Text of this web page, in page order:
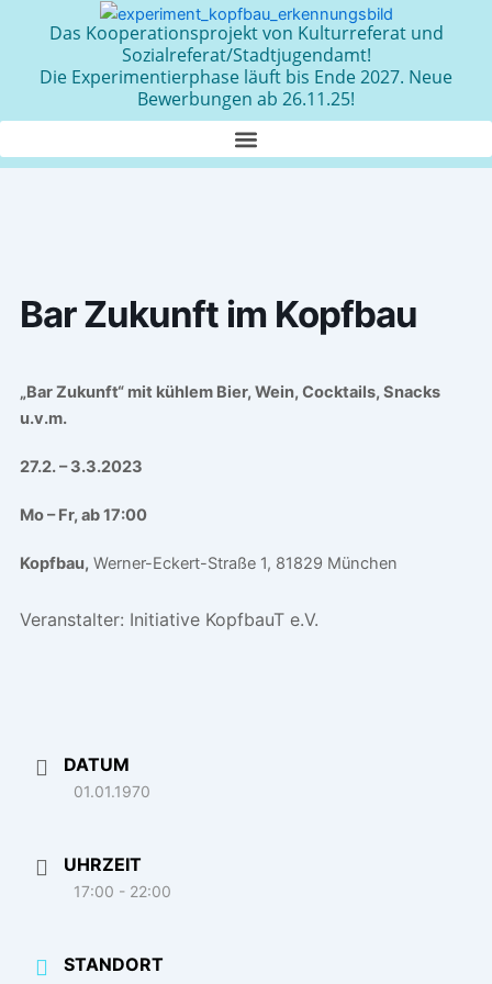
Das Kooperationsprojekt von Kulturreferat und
Sozialreferat/Stadtjugendamt!
Die Experimentierphase läuft bis Ende 2027. Neue
Bewerbungen ab 26.11.25!
Bar Zukunft im Kopfbau
„Bar Zukunft“ mit kühlem Bier, Wein, Cocktails, Snacks
u.v.m.
27.2. – 3.3.2023
Mo – Fr, ab 17:00
Kopfbau, Werner-Eckert-Straße 1, 81829 München
Veranstalter: Initiative KopfbauT e.V.
DATUM
01.01.1970
UHRZEIT
17:00 - 22:00
STANDORT